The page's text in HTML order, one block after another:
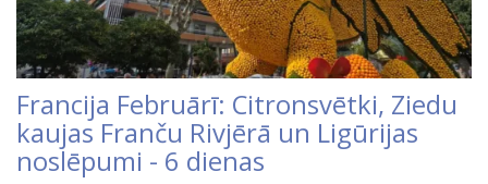
Francija Februārī: Citronsvētki, Ziedu
kaujas Franču Rivjērā un Ligūrijas
noslēpumi - 6 dienas